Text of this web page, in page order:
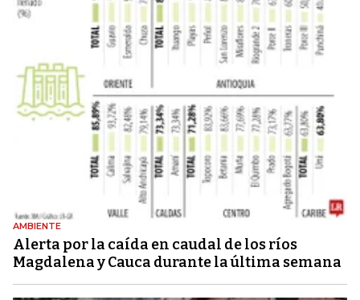
AMBIENTE
Alerta por la caída en caudal de los ríos
Magdalena y Cauca durante la última semana